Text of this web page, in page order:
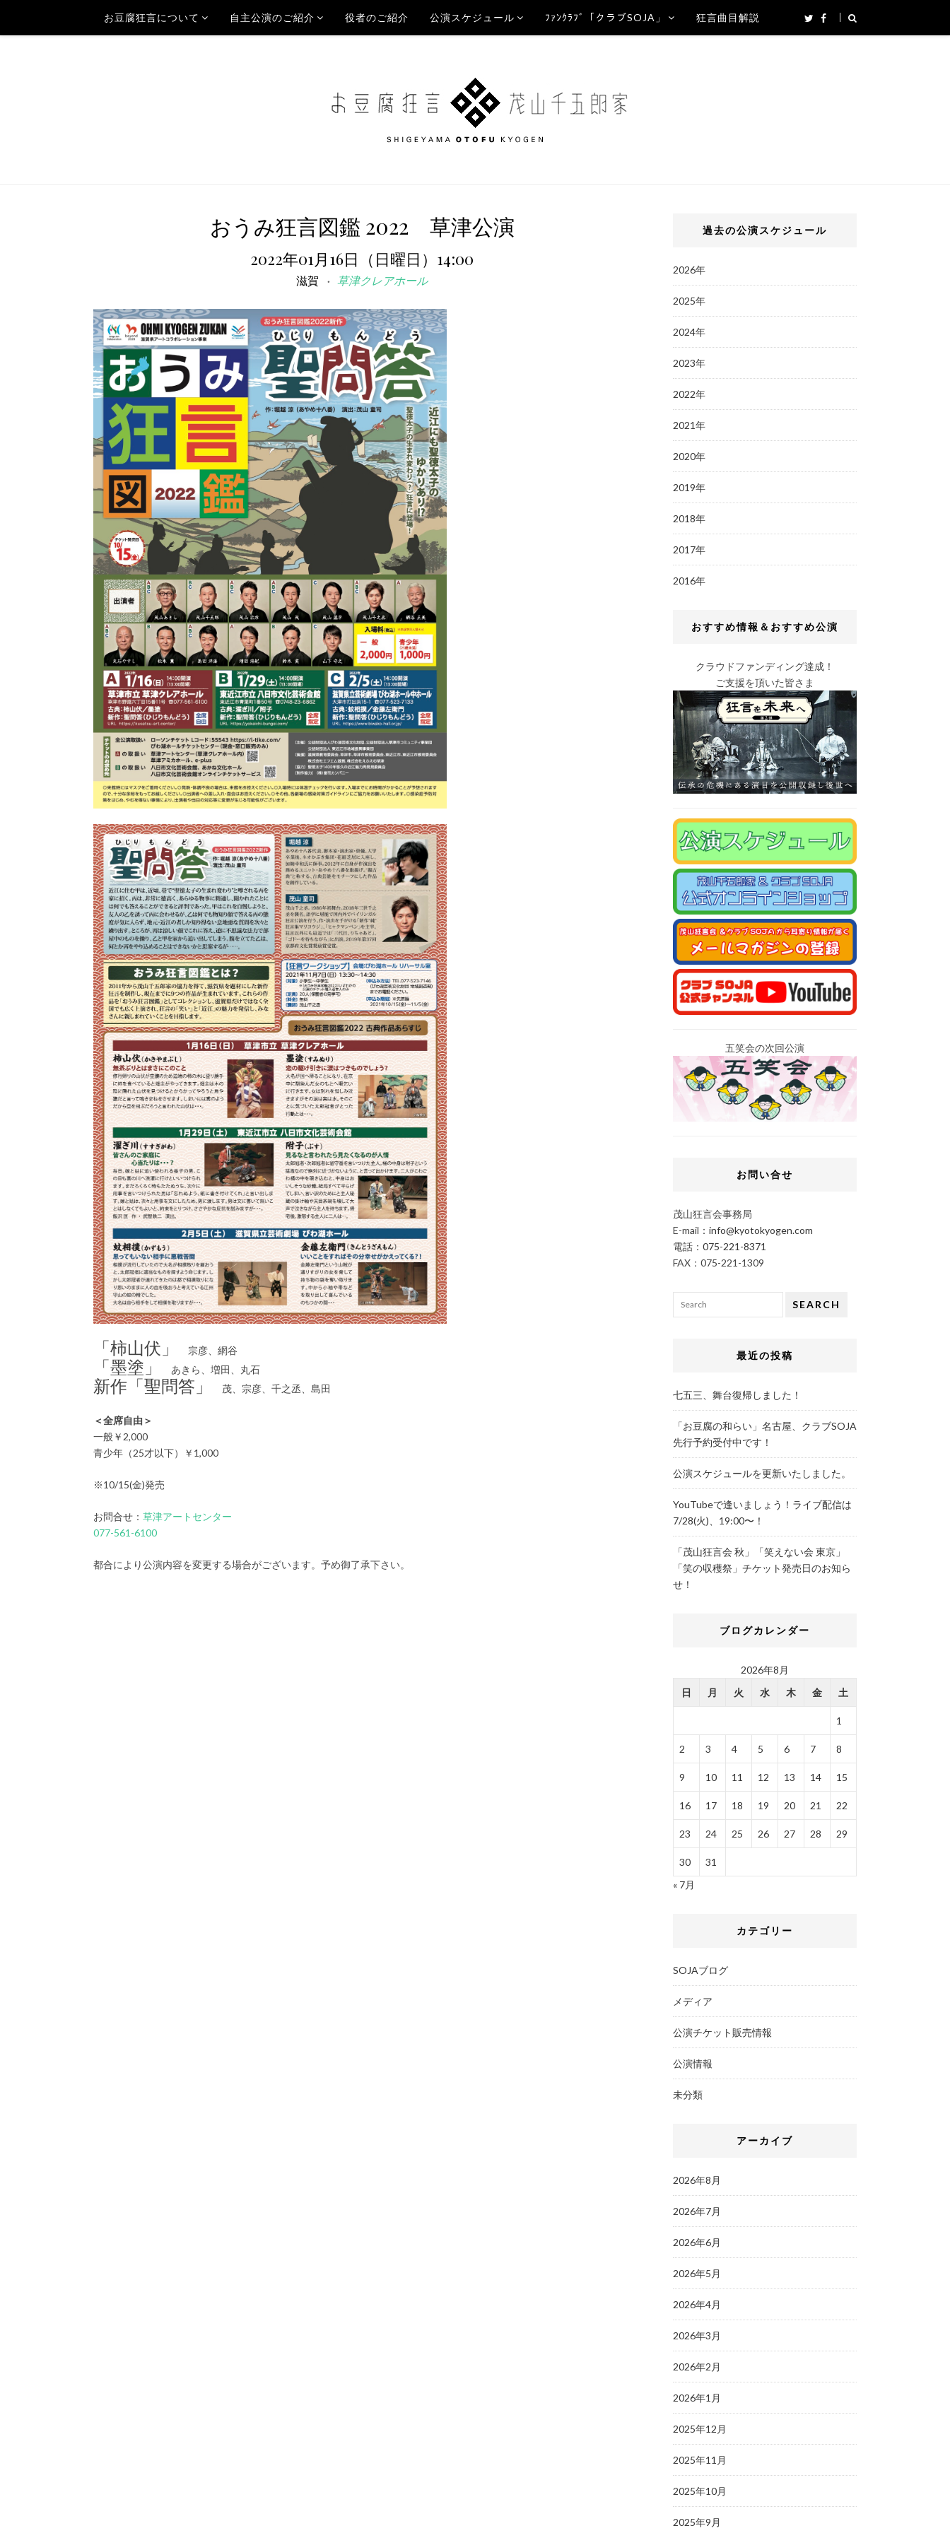
お豆腐狂言について 自主公演のご紹介 役者のご紹介 公演スケジュール ﾌｧﾝｸﾗﾌﾞ「クラブSOJA」 狂言曲目解説
おうみ狂言図鑑 2022 草津公演
2022年01月16日（日曜日）14:00
滋賀 草津クレアホール
「柿山伏」 宗彦、網谷
「墨塗」 あきら、増田、丸石
新作「聖問答」 茂、宗彦、千之丞、島田
＜全席自由＞
一般￥2,000
青少年（25才以下）￥1,000
※10/15(金)発売
お問合せ： 草津アートセンター
077-561-6100
都合により公演内容を変更する場合がございます。予め御了承下さい。
過去の公演スケジュール
2026年
2025年
2024年
2023年
2022年
2021年
2020年
2019年
2018年
2017年
2016年
おすすめ情報＆おすすめ公演
クラウドファンディング達成！
ご支援を頂いた皆さま
五笑会の次回公演
お問い合せ
茂山狂言会事務局
E-mail： info@kyotokyogen.com
電話： 075-221-8371
FAX：075-221-1309
SEARCH
最近の投稿
七五三、舞台復帰しました！
「お豆腐の和らい」名古屋、クラブSOJA
先行予約受付中です！
公演スケジュールを更新いたしました。
YouTubeで逢いましょう！ライブ配信は
7/28(火)、19:00〜！
「茂山狂言会 秋」「笑えない会 東京」
「笑の収穫祭」チケット発売日のお知ら
せ！
ブログカレンダー
2026年8月
日
月 火 水 木 金 土
1
2 3 4 5 6 7 8
9 10 11 12 13 14 15
16 17 18 19 20 21 22
23 24 25 26 27 28 29
30
31
« 7月
カテゴリー
SOJAブログ
メディア
公演チケット販売情報
公演情報
未分類
アーカイブ
2026年8月
2026年7月
2026年6月
2026年5月
2026年4月
2026年3月
2026年2月
2026年1月
2025年12月
2025年11月
2025年10月
2025年9月